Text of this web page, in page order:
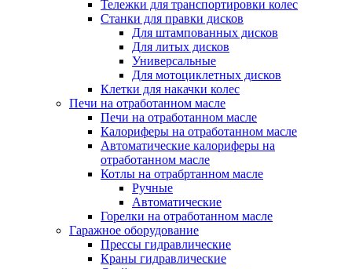
Тележки для транспортировки колес
Станки для правки дисков
Для штампованных дисков
Для литых дисков
Универсальные
Для мотоциклетных дисков
Клетки для накачки колес
Печи на отработанном масле
Печи на отработанном масле
Калориферы на отработанном масле
Автоматические калориферы на
отработанном масле
Котлы на отрабртанном масле
Ручные
Автоматические
Горелки на отработанном масле
Гаражное оборудование
Прессы гидравлические
Краны гидравлические